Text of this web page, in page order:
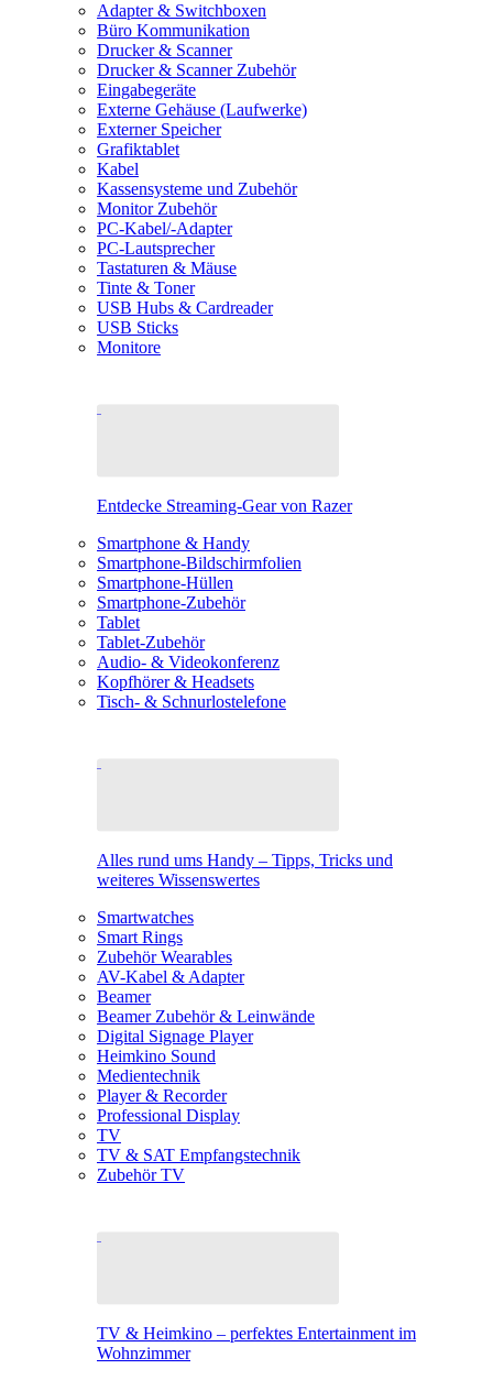
Adapter & Switchboxen
Büro Kommunikation
Drucker & Scanner
Drucker & Scanner Zubehör
Eingabegeräte
Externe Gehäuse (Laufwerke)
Externer Speicher
Grafiktablet
Kabel
Kassensysteme und Zubehör
Monitor Zubehör
PC-Kabel/-Adapter
PC-Lautsprecher
Tastaturen & Mäuse
Tinte & Toner
USB Hubs & Cardreader
USB Sticks
Monitore
Entdecke Streaming-Gear von Razer
Smartphone & Handy
Smartphone-Bildschirmfolien
Smartphone-Hüllen
Smartphone-Zubehör
Tablet
Tablet-Zubehör
Audio- & Videokonferenz
Kopfhörer & Headsets
Tisch- & Schnurlostelefone
Alles rund ums Handy – Tipps, Tricks und
weiteres Wissenswertes
Smartwatches
Smart Rings
Zubehör Wearables
AV-Kabel & Adapter
Beamer
Beamer Zubehör & Leinwände
Digital Signage Player
Heimkino Sound
Medientechnik
Player & Recorder
Professional Display
TV
TV & SAT Empfangstechnik
Zubehör TV
TV & Heimkino – perfektes Entertainment im
Wohnzimmer